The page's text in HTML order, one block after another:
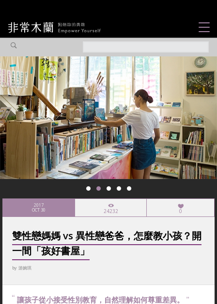
觀點專欄
焦點企劃
社會企業
認識我們
2017
OCT 30 24232 0
雙性戀媽媽 vs 異性戀爸爸，怎麼教小孩？開
一間「孩好書屋」
by 游婉琪
讓孩子從小接受性別教育，自然理解如何尊重差異。